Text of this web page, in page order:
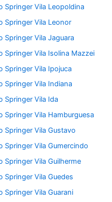
Springer Vila Leopoldina
Springer Vila Leonor
Vila Jaguara
Vila Isolina Mazzei
Springer Vila Ipojuca
Springer Vila Indiana
Springer Vila Ida
Vila Hamburguesa
Springer Vila Gustavo
Vila Gumercindo
Vila Guilherme
Vila Guedes
Vila Guarani